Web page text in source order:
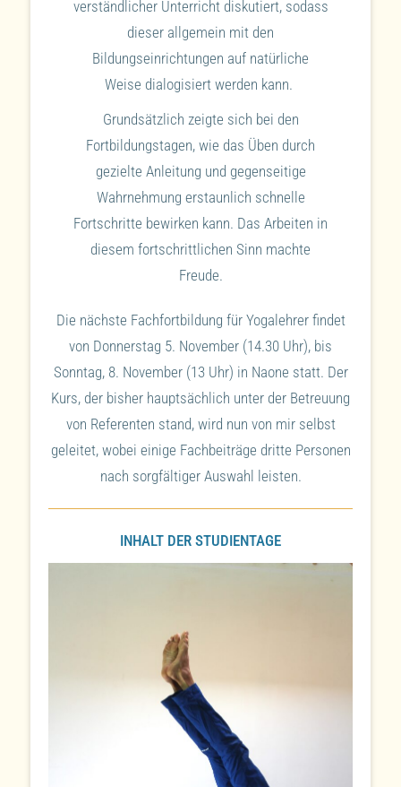
verständlicher Unterricht diskutiert, sodass
dieser allgemein mit den
Bildungseinrichtungen auf natürliche
Weise dialogisiert werden kann.
Grundsätzlich zeigte sich bei den
Fortbildungstagen, wie das Üben durch
gezielte Anleitung und gegenseitige
Wahrnehmung erstaunlich schnelle
Fortschritte bewirken kann. Das Arbeiten in
diesem fortschrittlichen Sinn machte
Freude.
Die nächste Fachfortbildung für Yogalehrer findet
von Donnerstag 5. November (14.30 Uhr), bis
Sonntag, 8. November (13 Uhr) in Naone statt. Der
Kurs, der bisher hauptsächlich unter der Betreuung
von Referenten stand, wird nun von mir selbst
geleitet, wobei einige Fachbeiträge dritte Personen
nach sorgfältiger Auswahl leisten.
INHALT DER STUDIENTAGE